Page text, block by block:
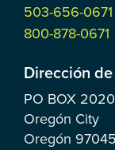
503-656-0671
800-878-0671
Dirección
PO BOX 2020
Oregón City
Oregón 97045